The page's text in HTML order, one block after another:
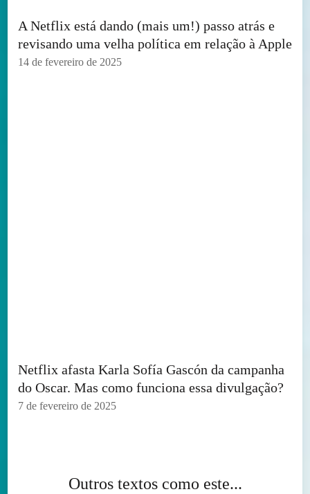
A Netflix está dando (mais um!) passo atrás e
revisando uma velha política em relação à Apple
14 de fevereiro de 2025
Netflix afasta Karla Sofía Gascón da campanha
do Oscar. Mas como funciona essa divulgação?
7 de fevereiro de 2025
Outros textos como este...